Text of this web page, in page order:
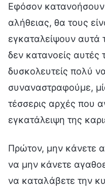
Εφόσον κατανοήσουν
αλήθειας, θα τους
εγκαταλείψουν
δεν κατανοείς αυτές
δυσκολευτείς πολύ
συναναστραφούμε,
τέσσερις αρχές που
εγκατάλειψη της
Πρώτον, μην κάνετε
να μην κάνετε
να καταλάβετε την